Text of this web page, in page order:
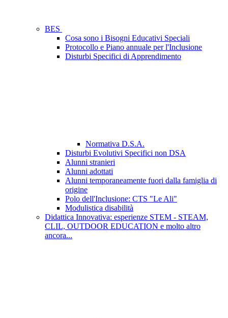
BES
Cosa sono i Bisogni Educativi Speciali
Protocollo e Piano annuale per l'Inclusione
Disturbi Specifici di Apprendimento
Normativa D.S.A.
Disturbi Evolutivi Specifici non DSA
Alunni stranieri
Alunni adottati
Alunni temporaneamente fuori dalla famiglia di
origine
Polo dell'Inclusione: CTS "Le Ali"
Modulistica disabilità
Didattica Innovativa: esperienze STEM - STEAM,
CLIL, OUTDOOR EDUCATION e molto altro
ancora...